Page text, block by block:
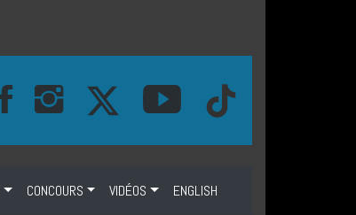
CONCOURS VIDÉOS ENGLISH